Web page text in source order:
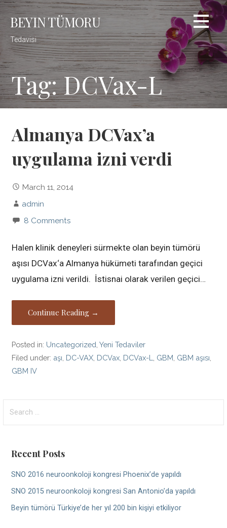
Skip
BEYIN TÜMORU
Tedavisi
Tag: DCVax-L
Almanya DCVax’a
uygulama izni verdi
March 11, 2014
admin
8 Comments
Halen klinik deneyleri sürmekte olan beyin tümörü
aşısı DCVax‘a Almanya hükümeti tarafından geçici
uygulama izni verildi. İstisnai olarak verilen geçici…
Continue Reading →
Posted in: Uncategorized ,Yeni Tedaviler
Filed under: aşı DC-VAX DCVax DCVax-L GBM GBM aşısı
GBM IV
for:
Recent Posts
SNO 2016 neuroonkoloji kongresi Phoenix’de yapıldı
SNO 2015 neuroonkoloji kongresi San Antonio’da yapıldı
Beyin tümörü Türkiye’de her yıl 200 bin kişiyi etkiliyor